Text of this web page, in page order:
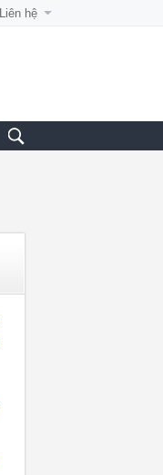
Liên hệ